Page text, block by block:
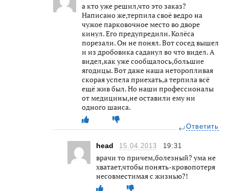
а кто уже решил,что это заказ?
Написано же,терпила своё ведро на
чужое парковочное место во дворе
кинул. Его предупредили. Колёса
порезали. Он не понял. Вот сосед вышел
и из дробовика саданул во что видел. А
видел,как уже сообщалось,большие
ягодицы. Вот даже наша неторопливая
скорая успела приехать,а терпила всё
ещё жив был. Но наши профессионалы
от медицины,не оставили ему ни
одного шанса.
Ответить
head 15.04.2013 19:31
врачи то причем,болезный? ума не
хватает,чтобы понять-кровопотеря
несовместимая с жизнью?!